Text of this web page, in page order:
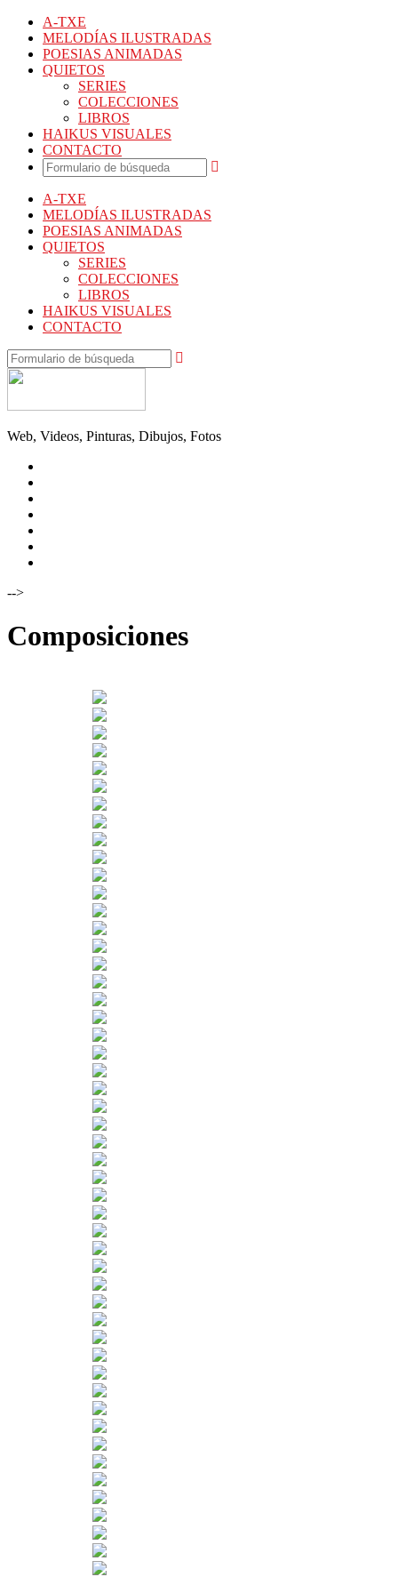
A-TXE
MELODÍAS ILUSTRADAS
POESIAS ANIMADAS
QUIETOS
SERIES
COLECCIONES
LIBROS
HAIKUS VISUALES
CONTACTO
A-TXE
MELODÍAS ILUSTRADAS
POESIAS ANIMADAS
QUIETOS
SERIES
COLECCIONES
LIBROS
HAIKUS VISUALES
CONTACTO
Web, Videos, Pinturas, Dibujos, Fotos
-->
Composiciones